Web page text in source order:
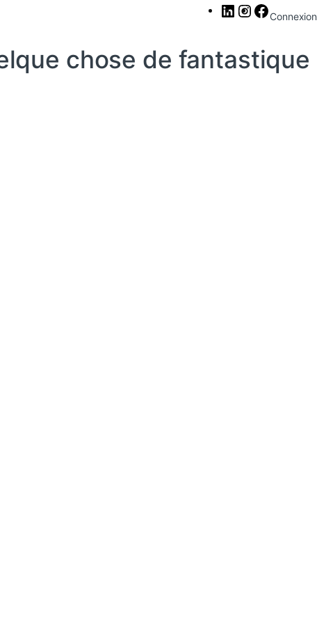
LinkedInInstagram
Connexion
chose de fantastique